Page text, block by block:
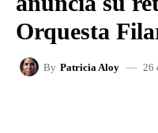
Orquesta
By Patricia Aloy 26